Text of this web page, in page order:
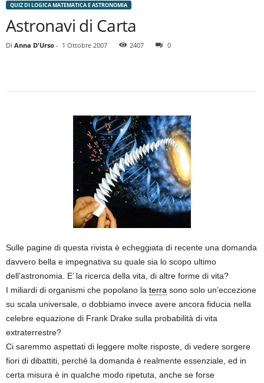
QUIZ DI LOGICA MATEMATICA E ASTRONOMIA
Astronavi di Carta
Di Anna D'Urso - 1 Ottobre 2007 2407 0
Sulle pagine di questa rivista è echeggiata di recente una domanda
davvero bella e impegnativa su quale sia lo scopo ultimo
dell’astronomia. E’ la ricerca della vita, di altre forme di vita?
I miliardi di organismi che popolano la terra sono solo un’eccezione
su scala universale, o dobbiamo invece avere ancora fiducia nella
celebre equazione di Frank Drake sulla probabilità di vita
extraterrestre?
Ci saremmo aspettati di leggere molte risposte, di vedere sorgere
fiori di dibattiti, perché la domanda è realmente essenziale, ed in
certa misura è in qualche modo ripetuta, anche se forse